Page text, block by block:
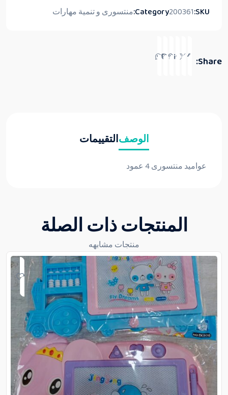
SKU:
200361
Category: منتسورى و تنمية مهارات
Share:
الوصفالتقييمات
عواميد منتسورى 4 عمود
المنتجات ذات الصلة
منتجات مشابهه